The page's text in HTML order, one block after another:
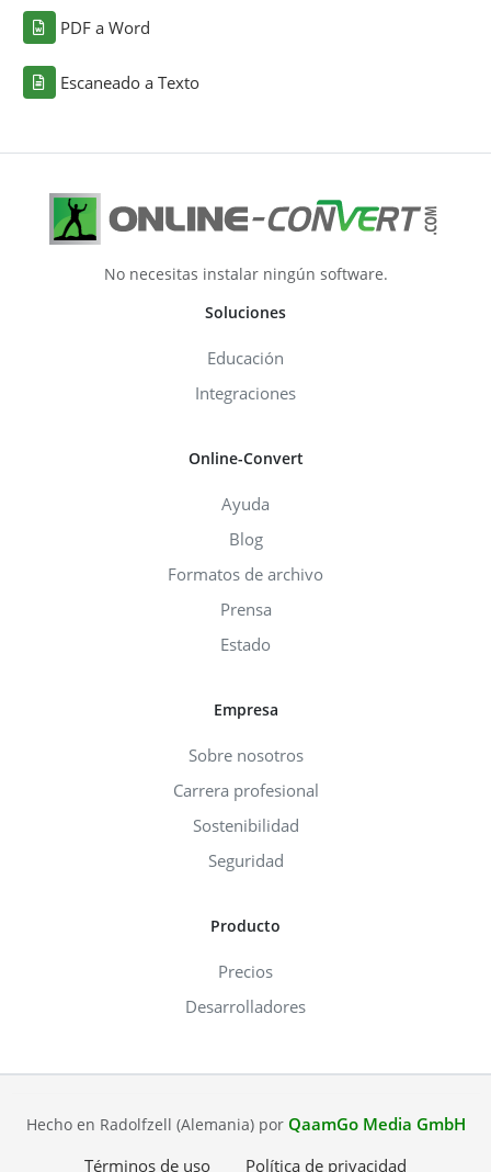
PDF a Word
Escaneado a Texto
No necesitas instalar ningún software.
Soluciones
Educación
Integraciones
Online-Convert
Ayuda
Blog
Formatos de archivo
Prensa
Estado
Empresa
Sobre nosotros
Carrera profesional
Sostenibilidad
Seguridad
Producto
Precios
Desarrolladores
Hecho en Radolfzell (Alemania) por QaamGo Media GmbH
Términos de uso
Política de privacidad